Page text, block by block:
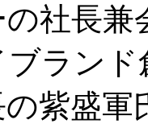
の社長
ブラン
紫盛軍